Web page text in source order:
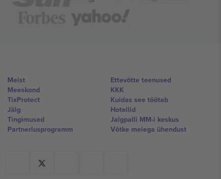
Meist
Meeskond
TixProtect
Jälg
Tingimused
Partnerlusprogramm
Ettevõtte teenused
KKK
Kuidas see töötab
Hotellid
Jalgpalli MM-i keskus
Võtke meiega ühendust